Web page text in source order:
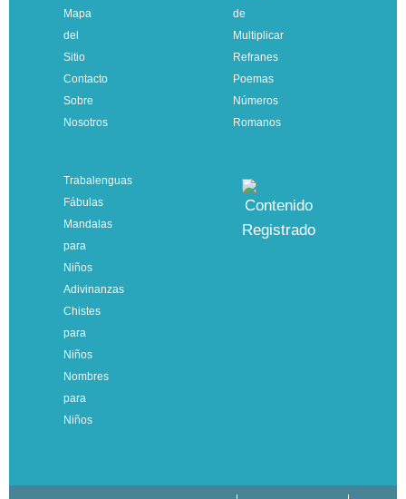
Mapa
del
Sitio
Contacto
Sobre
Nosotros
de
Multiplicar
Refranes
Poemas
Números
Romanos
Trabalenguas
Fábulas
Mandalas
para
Niños
Adivinanzas
Chistes
para
Niños
Nombres
para
Niños